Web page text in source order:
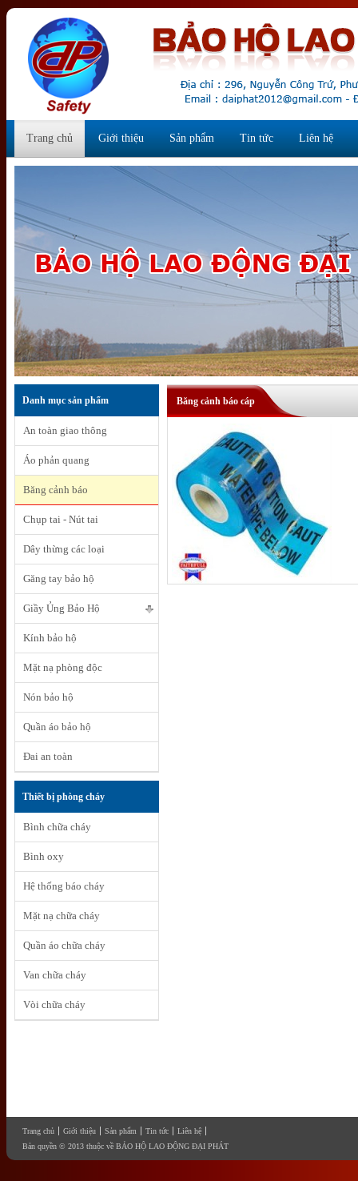
Trang chủ Giới thiệu Sản phẩm Tin tức Liên hệ
Danh mục sản phẩm
An toàn giao thông
Áo phản quang
Băng cảnh báo
Chụp tai - Nút tai
Dây thừng các loại
Găng tay bảo hộ
Giầy Ủng Bảo Hộ
Kính bảo hộ
Mặt nạ phòng độc
Nón bảo hộ
Quần áo bảo hộ
Đai an toàn
Thiết bị phòng cháy
Bình chữa cháy
Bình oxy
Hệ thống báo cháy
Mặt nạ chữa cháy
Quần áo chữa cháy
Van chữa cháy
Vòi chữa cháy
Băng cảnh báo cáp
Trang chủ Giới thiệu Sản phẩm Tin tức
Liên hệ
Bản quyền © 2013 thuộc về BẢO HỘ LAO ĐỘNG ĐẠI PHÁT